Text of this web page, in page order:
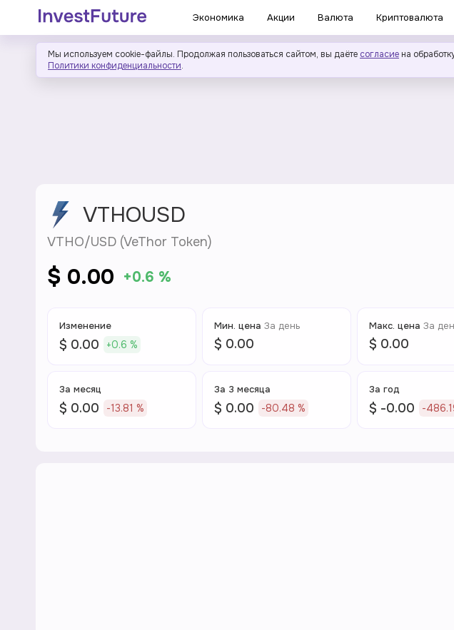
Экономика Акции Валюта Криптовалюта
Мы используем cookie-файлы. Продолжая пользоваться сайтом, вы даёте согласие на
Политики конфиденциальности.
VTHOUSD
VTHO/USD (VeThor Token)
$ 0.00 +0.6 %
Изменение
$ 0.00 +0.6 %
Мин. цена За день
$ 0.00
Макс. цена За
$ 0.00
За месяц
$ 0.00 -13.81 %
За 3 месяца
$ 0.00 -80.48 %
За год
$ -0.00 -